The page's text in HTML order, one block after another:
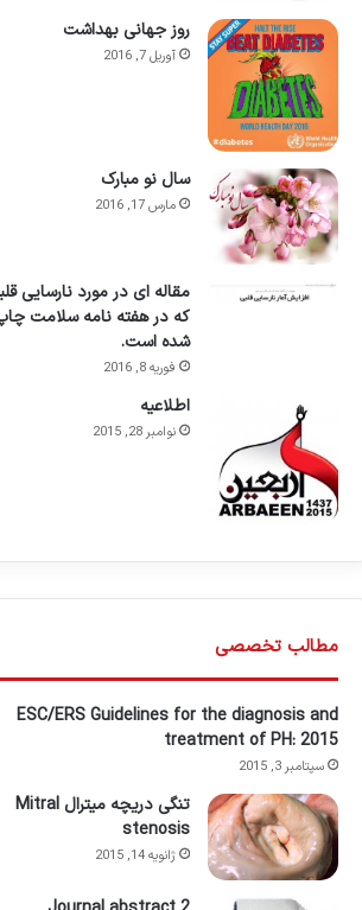
روز جهانی بهداشت
آوریل 7, 2016
سال نو مبارک
مارس 17, 2016
مقاله ای در مورد نارسایی
که در هفته نامه سلامت
شده است.
فوریه 8, 2016
اطلاعيه
نوامبر 28, 2015
مطالب تخصصی
ESC/ERS Guidelines for the diagnosis and
treatment of PH: 2015
سپتامبر 3, 2015
تنگی دریچه میترال Mitral
stenosis
ژانویه 14, 2015